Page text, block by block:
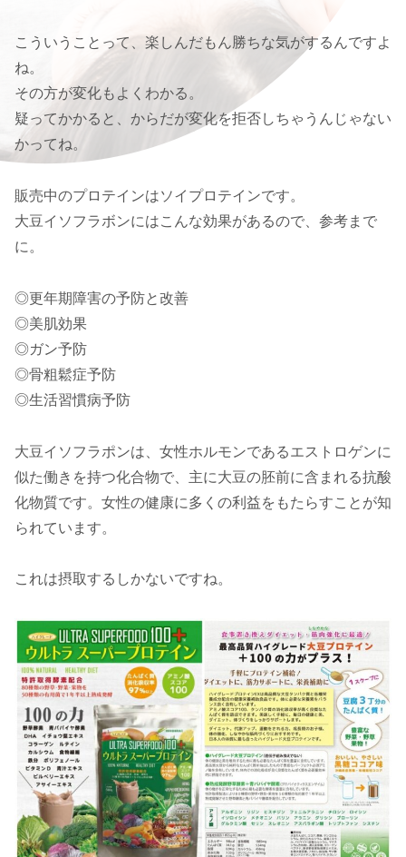
こういうことって、楽しんだもん勝ちな気がするんですよ
ね。
その方が変化もよくわかる。
疑ってかかると、からだが変化を拒否しちゃうんじゃない
かってね。
販売中のプロテインはソイプロテインです。
大豆イソフラボンにはこんな効果があるので、参考まで
に。
◎更年期障害の予防と改善
◎美肌効果
◎ガン予防
◎骨粗鬆症予防
◎生活習慣病予防
大豆イソフラポンは、女性ホルモンであるエストロゲンに
似た働きを持つ化合物で、主に大豆の胚前に含まれる抗酸
化物質です。女性の健康に多くの利益をもたらすことが知
られています。
これは摂取するしかないですね。